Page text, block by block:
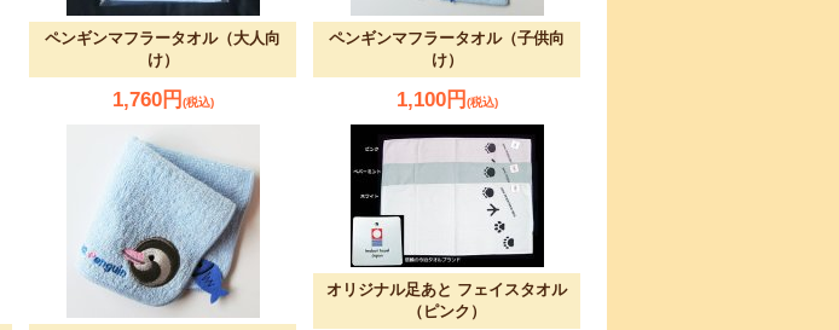
ペンギンマフラータオル（大人向
け）
1,760円 (税込)
ペンギンマフラータオル（子供向
け）
1,100円 (税込)
オリジナル足あと フェイスタオル
（ピンク）